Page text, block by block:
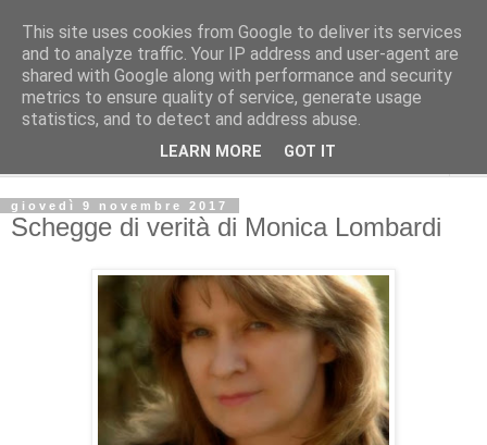
Posologia letteraria
Dosaggi e modalità per curare l'anima coi libri.
giovedì 9 novembre 2017
Schegge di verità di Monica Lombardi
This site uses cookies from Google to deliver its services
and to analyze traffic. Your IP address and user-agent are
shared with Google along with performance and security
metrics to ensure quality of service, generate usage
statistics, and to detect and address abuse.
LEARN MORE GOT IT